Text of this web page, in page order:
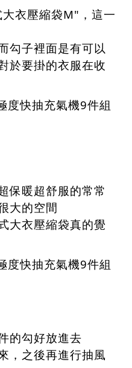
衣壓縮袋M"，這一
勾子裡面是有可以
於要掛的衣服在收
保暖超舒服的常常
大的空間
大衣壓縮袋真的覺
的勾好放進去
，之後再進行抽風